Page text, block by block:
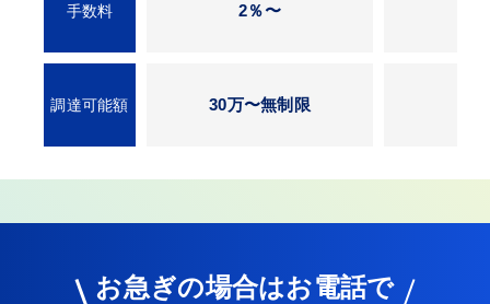
手数料 2％〜
調達可能額 30万〜無制限
お急ぎの場合はお電話で